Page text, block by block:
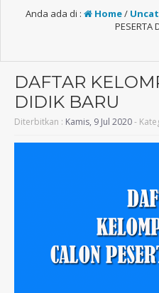
Anda ada di : Home/
PESERTA
DAFTAR
DIDIK BARU
Diterbitkan : Kamis, 9 Jul 2020-